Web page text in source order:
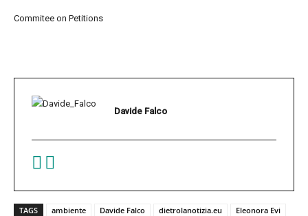
Commitee on Petitions
Davide Falco
TAGS ambiente Davide Falco dietrolanotizia.eu
Eleonora Evi